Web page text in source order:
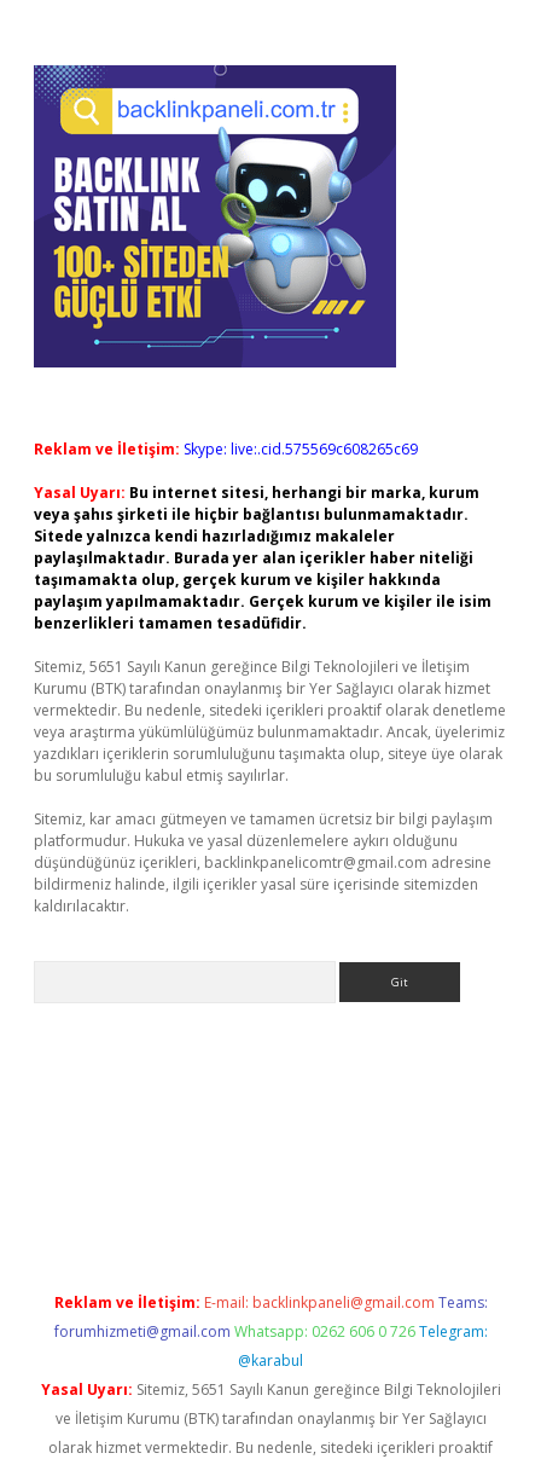
Reklam ve İletişim: Skype: live:.cid.575569c608265c69
Yasal Uyarı: Bu internet sitesi, herhangi bir marka, kurum
veya şahıs şirketi ile hiçbir bağlantısı bulunmamaktadır.
Sitede yalnızca kendi hazırladığımız makaleler
paylaşılmaktadır. Burada yer alan içerikler haber niteliği
taşımamakta olup, gerçek kurum ve kişiler hakkında
paylaşım yapılmamaktadır. Gerçek kurum ve kişiler ile isim
benzerlikleri tamamen tesadüfidir.
Sitemiz, 5651 Sayılı Kanun gereğince Bilgi Teknolojileri ve İletişim
Kurumu (BTK) tarafından onaylanmış bir Yer Sağlayıcı olarak hizmet
vermektedir. Bu nedenle, sitedeki içerikleri proaktif olarak denetleme
veya araştırma yükümlülüğümüz bulunmamaktadır. Ancak, üyelerimiz
yazdıkları içeriklerin sorumluluğunu taşımakta olup, siteye üye olarak
bu sorumluluğu kabul etmiş sayılırlar.
Sitemiz, kar amacı gütmeyen ve tamamen ücretsiz bir bilgi paylaşım
platformudur. Hukuka ve yasal düzenlemelere aykırı olduğunu
düşündüğünüz içerikleri, backlinkpanelicomtr@gmail.com adresine
bildirmeniz halinde, ilgili içerikler yasal süre içerisinde sitemizden
kaldırılacaktır.
Reklam ve İletişim: E-mail: backlinkpaneli@gmail.com Teams:
forumhizmeti@gmail.com Whatsapp: 0262 606 0 726 Telegram:
@karabul
Yasal Uyarı: Sitemiz, 5651 Sayılı Kanun gereğince Bilgi Teknolojileri
ve İletişim Kurumu (BTK) tarafından onaylanmış bir Yer Sağlayıcı
olarak hizmet vermektedir. Bu nedenle, sitedeki içerikleri proaktif